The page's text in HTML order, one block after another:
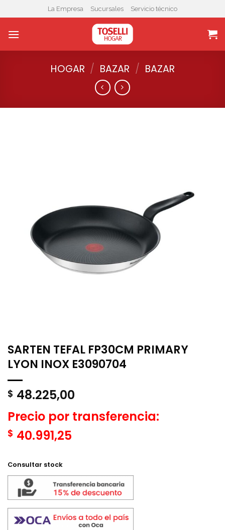
to
content
La Empresa Sucursales Servicio técnico
HOGAR / BAZAR / BAZAR
SARTEN TEFAL FP30CM PRIMARY
LYON INOX E3090704
$ 48.225,00
Precio por transferencia:
$ 40.991,25
Consultar stock